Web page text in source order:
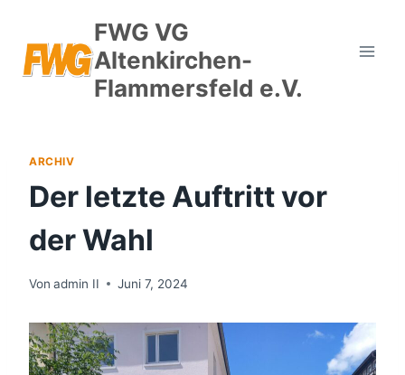
springen
FWG VG
Altenkirchen-
Flammersfeld e.V.
ARCHIV
Der letzte Auftritt vor
der Wahl
Von admin II Juni 7, 2024